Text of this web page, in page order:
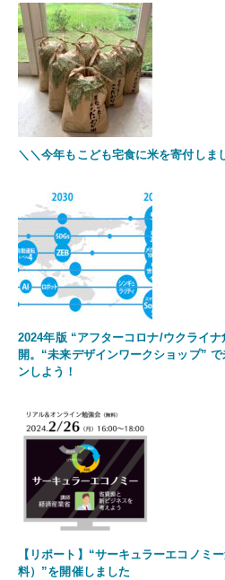
＼＼今年もこども宅食に米を寄付しま
2024年版 “アフターコロナ/ウクライ
開。“未来デザインワークショップ”
ンしよう！
【リポート】“サーキュラーエコノミ
料）”を開催しました